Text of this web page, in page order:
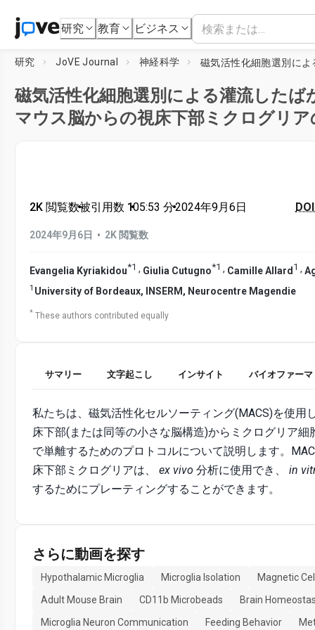
研究 教育 ビジネス
研究 JoVE Journal 神経科学
磁気活性化細胞選別による灌流したば
マウス脳からの視床下部ミクログリア
2K 閲覧数•被引用数 1•05:53 分•2024年9月6日
2024年9月6日 • 2K 閲覧数
Evangelia Kyriakidou*1 , Giulia Cutugno*1 , Camille Allard 1 ,
1 University of Bordeaux, INSERM, Neurocentre Magendie
* These authors contributed equally
サマリー 文字起こし インサイト バイオファー
私たちは、磁気活性化セルソーティング(MACS)を使用
床下部(または同等の小さな脳構造)からミクログリア細
で単離するためのプロトコルについて説明します。
床下部ミクログリアは、 ex vivo 分析に使用でき、 in
するためにプレーティングすることができます。
さらに動画を探す
Hypothalamic Microglia Microglia Isolation
Magnetic
Adult Mouse Brain
CD11b Microbeads
Brain
Microglia Neuron Communication
Feeding Behavior